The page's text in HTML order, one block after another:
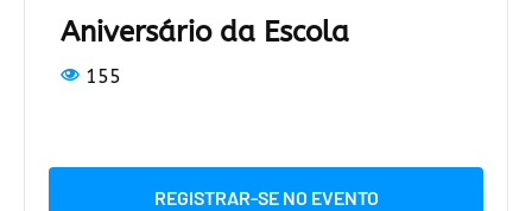
Aniversário da Escola
155
REGISTRAR-SE NO EVENTO